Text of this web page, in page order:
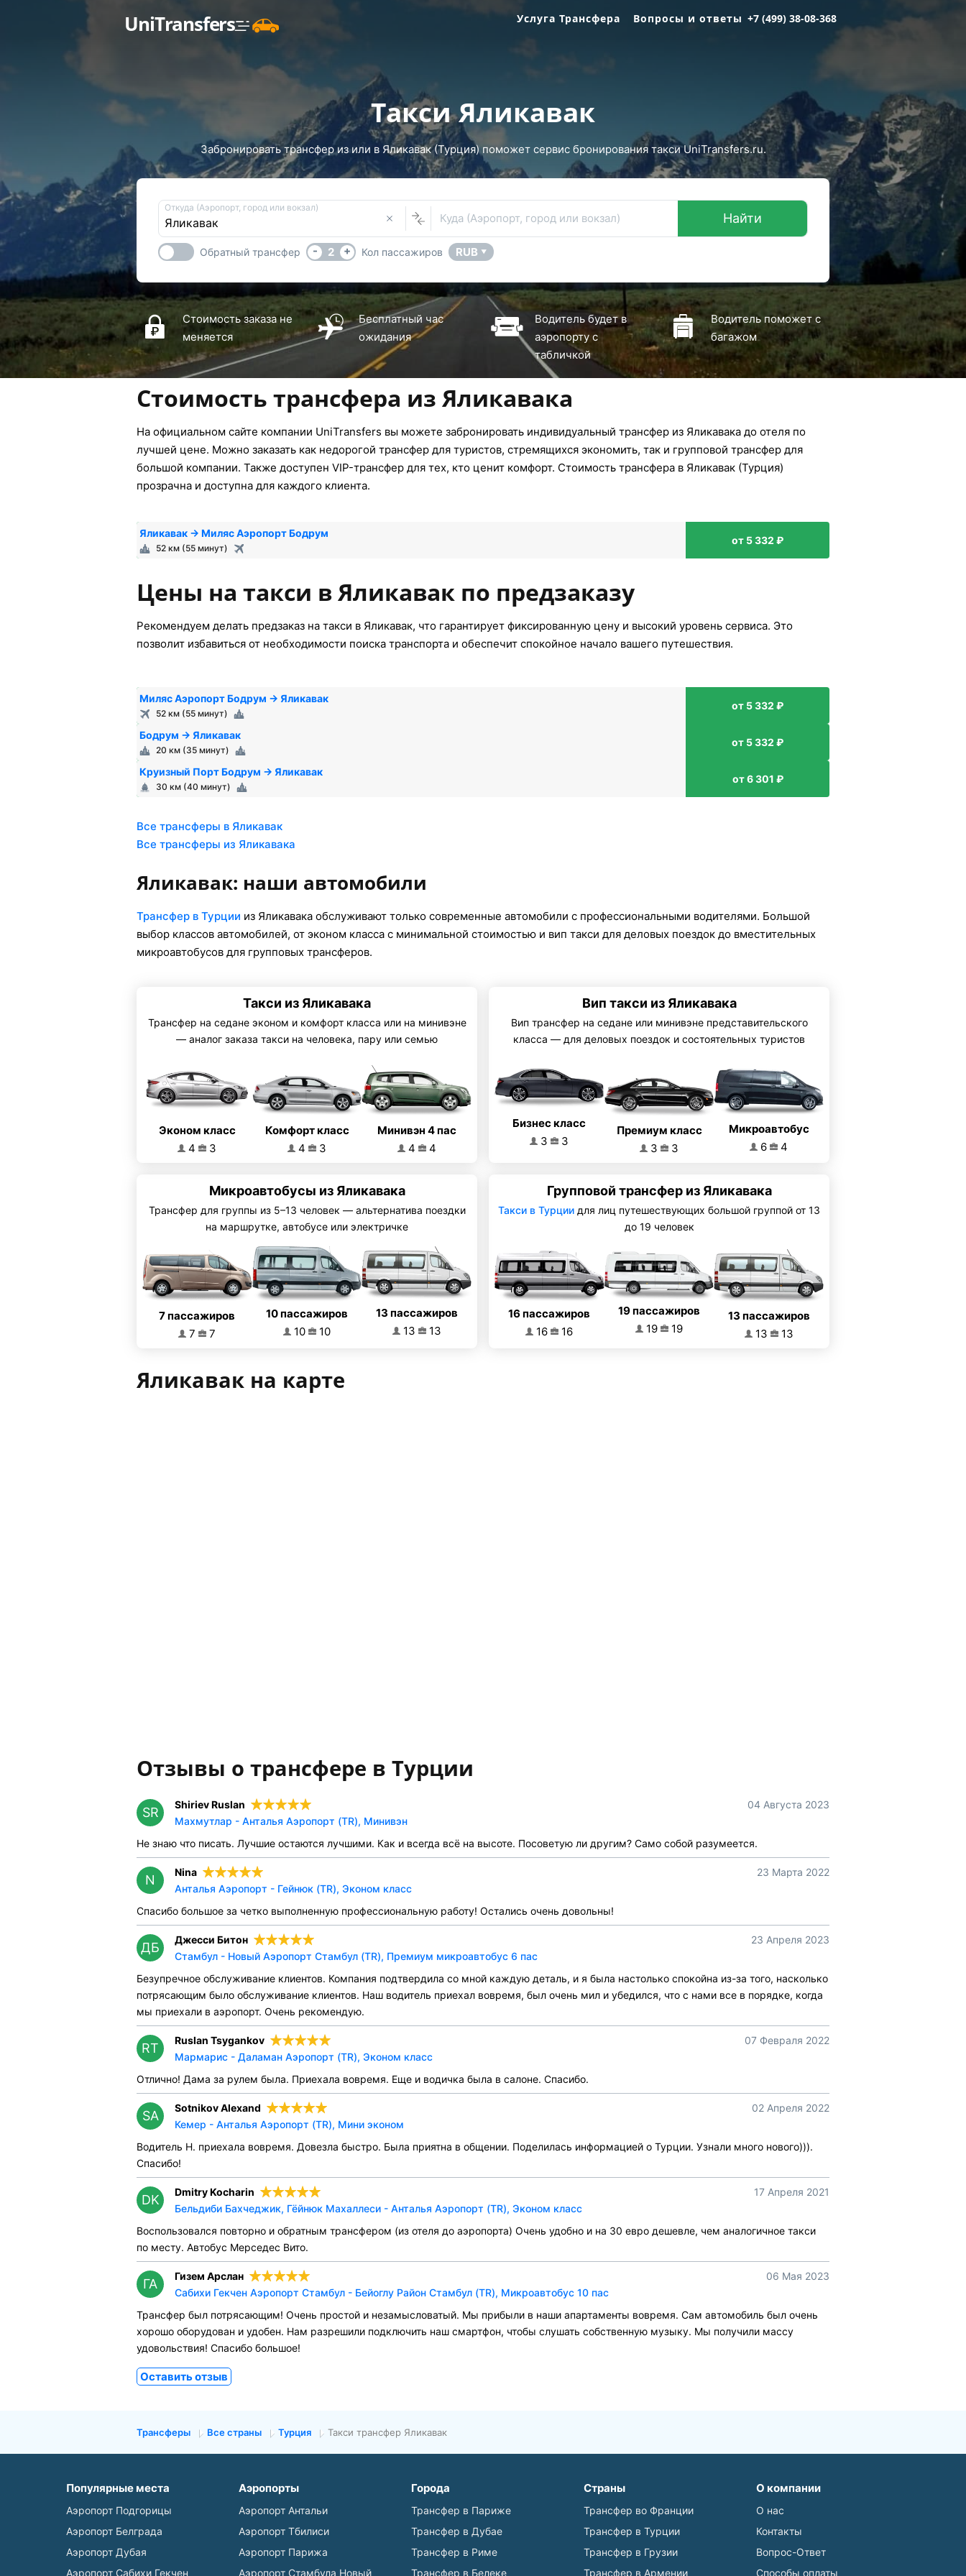
UniTransfers Услуга Трансфера Вопросы и ответы +7 (499) 38-08-368
Такси Яликавак
Забронировать трансфер из или в Яликавак (Турция) поможет сервис бронирования такси UniTransfers.ru.
Откуда (Аэропорт, город или вокзал)
Куда (Аэропорт, город или вокзал) Найти
Обратный трансфер - 2 + Кол пассажиров RUB ▼
Стоимость заказа не
меняется
Бесплатный час
ожидания
Водитель будет в
аэропорту с
табличкой
Водитель поможет с
багажом
Стоимость трансфера из Яликавака
На официальном сайте компании UniTransfers вы можете забронировать индивидуальный трансфер из Яликавака до отеля по
лучшей цене. Можно заказать как недорогой трансфер для туристов, стремящихся экономить, так и групповой трансфер для
большой компании. Также доступен VIP-трансфер для тех, кто ценит комфорт. Стоимость трансфера в Яликавак (Турция)
прозрачна и доступна для каждого клиента.
Яликавак → Миляс Аэропорт Бодрум
52 км (55 минут)
от 5 332 ₽
Цены на такси в Яликавак по предзаказу
Рекомендуем делать предзаказ на такси в Яликавак, что гарантирует фиксированную цену и высокий уровень сервиса. Это
позволит избавиться от необходимости поиска транспорта и обеспечит спокойное начало вашего путешествия.
Миляс Аэропорт Бодрум → Яликавак
52 км (55 минут)
от 5 332 ₽
Бодрум → Яликавак
20 км (35 минут)
от 5 332 ₽
Круизный Порт Бодрум → Яликавак
30 км (40 минут)
от 6 301 ₽
Все трансферы в Яликавак
Все трансферы из Яликавака
Яликавак: наши автомобили
Трансфер в Турции из Яликавака обслуживают только современные автомобили с профессиональными водителями. Большой
выбор классов автомобилей, от эконом класса с минимальной стоимостью и вип такси для деловых поездок до вместительных
микроавтобусов для групповых трансферов.
Такси из Яликавака
Трансфер на седане эконом и комфорт класса или на минивэне
— аналог заказа такси на человека, пару или семью
Эконом класс
4
3
Комфорт класс
4
3
Минивэн 4 пас
4
4
Вип такси из Яликавака
Вип трансфер на седане или минивэне представительского
класса — для деловых поездок и состоятельных туристов
Бизнес класс
3
3
Премиум класс
3
3
Микроавтобус
6
4
Микроавтобусы из Яликавака
Трансфер для группы из 5–13 человек — альтернатива поездки
на маршрутке, автобусе или электричке
7 пассажиров
7
7
10 пассажиров
10
10
13 пассажиров
13
13
Групповой трансфер из Яликавака
Такси в Турции для лиц путешествующих большой группой от 13
до 19 человек
16 пассажиров
16
16
19 пассажиров
19
19
13 пассажиров
13
13
Яликавак на карте
Отзывы о трансфере в Турции
SR
Shiriev Ruslan
04 Августа 2023
Махмутлар - Анталья Аэропорт (TR), Минивэн
Не знаю что писать. Лучшие остаются лучшими. Как и всегда всё на высоте. Посоветую ли другим? Само собой разумеется.
N
Nina
23 Марта 2022
Анталья Аэропорт - Гейнюк (TR), Эконом класс
Спасибо большое за четко выполненную профессиональную работу! Остались очень довольны!
ДБ
Джесси Битон
23 Апреля 2023
Стамбул - Новый Аэропорт Стамбул (TR), Премиум микроавтобус 6 пас
Безупречное обслуживание клиентов. Компания подтвердила со мной каждую деталь, и я была настолько спокойна из-за того, насколько
потрясающим было обслуживание клиентов. Наш водитель приехал вовремя, был очень мил и убедился, что с нами все в порядке, когда
мы приехали в аэропорт. Очень рекомендую.
RT
Ruslan Tsygankov
07 Февраля 2022
Мармарис - Даламан Аэропорт (TR), Эконом класс
Отлично! Дама за рулем была. Приехала вовремя. Еще и водичка была в салоне. Спасибо.
SA
Sotnikov Alexand
02 Апреля 2022
Кемер - Анталья Аэропорт (TR), Мини эконом
Водитель Н. приехала вовремя. Довезла быстро. Была приятна в общении. Поделилась информацией о Турции. Узнали много нового))).
Спасибо!
DK
Dmitry Kocharin
17 Апреля 2021
Бельдиби Бахчеджик, Гёйнюк Махаллеси - Анталья Аэропорт (TR), Эконом класс
Воспользовался повторно и обратным трансфером (из отеля до аэропорта) Очень удобно и на 30 евро дешевле, чем аналогичное такси
по месту. Автобус Мерседес Вито.
ГА
Гизем Арслан
06 Мая 2023
Сабихи Гекчен Аэропорт Стамбул - Бейоглу Район Стамбул (TR), Микроавтобус 10 пас
Трансфер был потрясающим! Очень простой и незамысловатый. Мы прибыли в наши апартаменты вовремя. Сам автомобиль был очень
хорошо оборудован и удобен. Нам разрешили подключить наш смартфон, чтобы слушать собственную музыку. Мы получили массу
удовольствия! Спасибо большое!
Оставить отзыв
Трансферы Все страны Турция Такси трансфер Яликавак
Популярные места
Аэропорт Подгорицы
Аэропорт Белграда
Аэропорт Дубая
Аэропорт Сабихи Гекчен
Аэропорты
Аэропорт Антальи
Аэропорт Тбилиси
Аэропорт Парижа
Аэропорт Стамбула Новый
Города
Трансфер в Париже
Трансфер в Дубае
Трансфер в Риме
Трансфер в Белеке
Страны
Трансфер во Франции
Трансфер в Турции
Трансфер в Грузии
Трансфер в Армении
О компании
О нас
Контакты
Вопрос-Ответ
Способы оплаты